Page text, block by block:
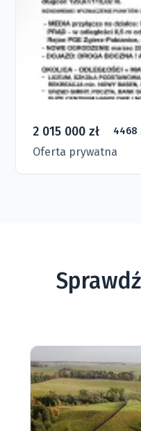
2 015 000 zł 4468
Oferta prywatna